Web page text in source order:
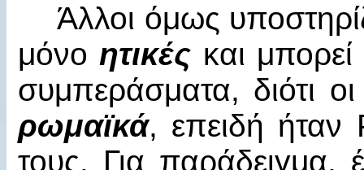
Άλλοι όμως
μόνο ητικές και
συμπεράσματα, διότι
ρωμαϊκά, επειδή ήταν
τους. Για παράδειγμα,